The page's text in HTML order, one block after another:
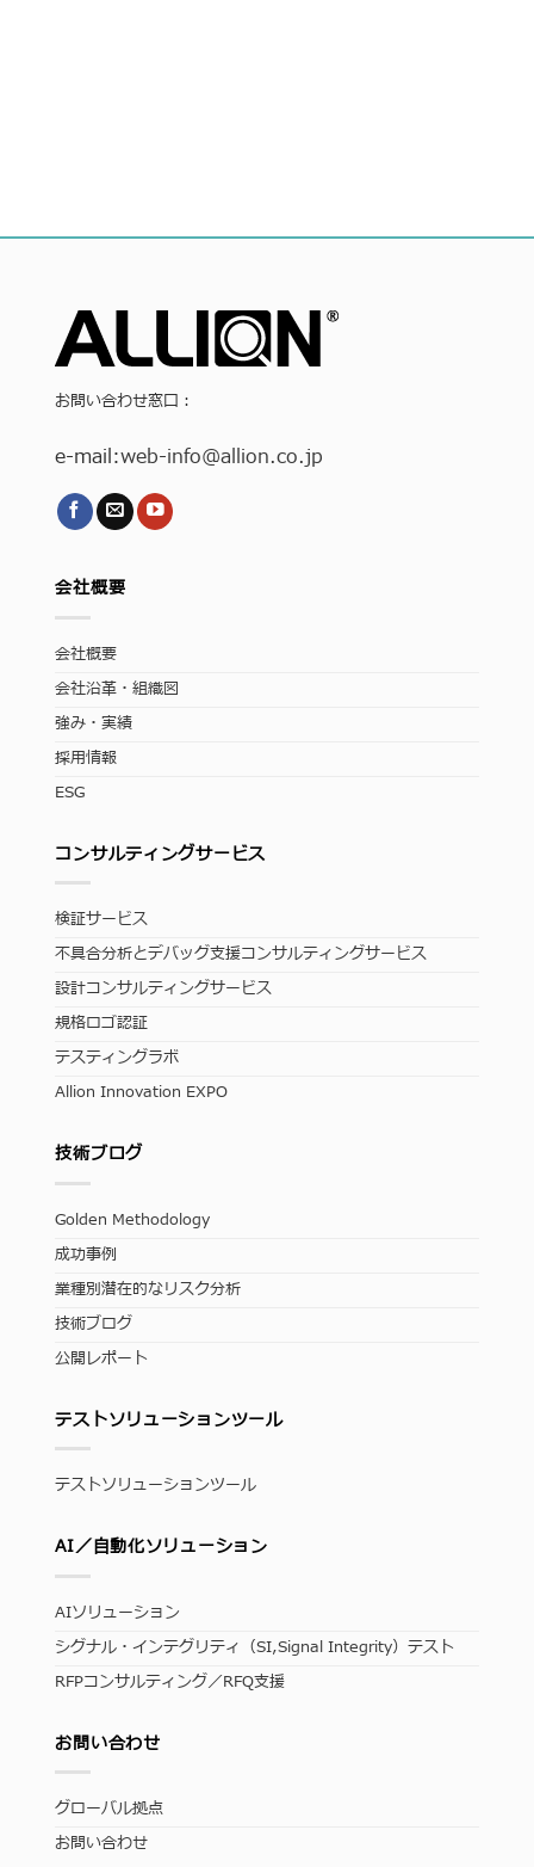
お問い合わせ窓口：
e-mail:web-info@allion.co.jp
会社概要
会社概要
会社沿革・組織図
強み・実績
採用情報
ESG
コンサルティングサービス
検証サービス
不具合分析とデバッグ支援コンサルティングサービス
設計コンサルティングサービス
規格ロゴ認証
テスティングラボ
Allion Innovation EXPO
技術ブログ
Golden Methodology
成功事例
業種別潜在的なリスク分析
技術ブログ
公開レポート
テストソリューションツール
テストソリューションツール
AI／自動化ソリューション
AIソリューション
シグナル・インテグリティ（SI,Signal Integrity）テスト
RFPコンサルティング／RFQ支援
お問い合わせ
グローバル拠点
お問い合わせ